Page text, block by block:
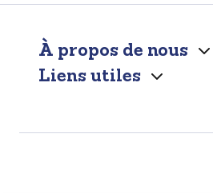
À propos de nous
Liens utiles